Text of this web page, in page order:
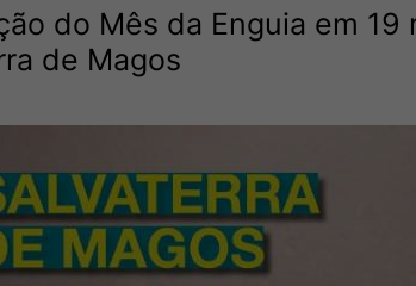
do Mês da Enguia em
de Magos